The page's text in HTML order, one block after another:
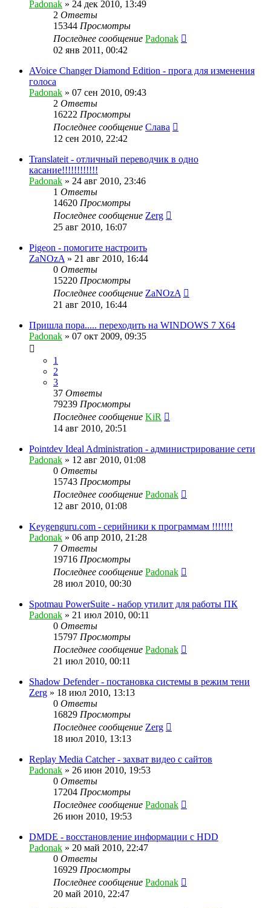
Padonak » 24 дек 2010, 13:49
2 Ответы
15344 Просмотры
Последнее сообщение Padonak
02 янв 2011, 00:42
AVoice Changer Diamond Edition - прога для изменения
голоса
Padonak » 07 сен 2010, 09:43
2 Ответы
16222 Просмотры
Последнее сообщение Слава
12 сен 2010, 22:42
Translateit - отличный переводчик в одно
касание!!!!!!!!!!!!
Padonak » 24 авг 2010, 23:46
1 Ответы
14620 Просмотры
Последнее сообщение Zerg
25 авг 2010, 16:07
Pigeon - помогите настроить
ZaNOzA » 21 авг 2010, 16:44
0 Ответы
15220 Просмотры
Последнее сообщение ZaNOzA
21 авг 2010, 16:44
Пришла пора..... переходить на WINDOWS 7 X64
Padonak » 07 окт 2009, 09:35
1
2
3
37 Ответы
79239 Просмотры
Последнее сообщение KiR
14 авг 2010, 20:51
Pointdev Ideal Administration - администрирование сети
Padonak » 12 авг 2010, 01:08
0 Ответы
15743 Просмотры
Последнее сообщение Padonak
12 авг 2010, 01:08
Keygenguru.com - серийники к программам !!!!!!!
Padonak » 06 апр 2010, 21:28
7 Ответы
19716 Просмотры
Последнее сообщение Padonak
28 июл 2010, 00:30
Spotmau PowerSuite - набор утилит для работы ПК
Padonak » 21 июл 2010, 00:11
0 Ответы
15797 Просмотры
Последнее сообщение Padonak
21 июл 2010, 00:11
Shadow Defender - постановка системы в режим тени
Zerg » 18 июл 2010, 13:13
0 Ответы
16829 Просмотры
Последнее сообщение Zerg
18 июл 2010, 13:13
Replay Media Catcher - захват видео с сайтов
Padonak » 26 июн 2010, 19:53
0 Ответы
17204 Просмотры
Последнее сообщение Padonak
26 июн 2010, 19:53
DMDE - восстановление информации с HDD
Padonak » 20 май 2010, 22:47
0 Ответы
16929 Просмотры
Последнее сообщение Padonak
20 май 2010, 22:47